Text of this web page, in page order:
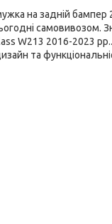
на задній
самовивозом.
W213 2016-2023
та